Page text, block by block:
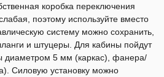
коробка переключения
поэтому используйте вместо
систему можно сохранить,
и штуцеры. Для кабины пойдут
диаметром 5 мм (каркас), фанера/
Силовую установку можно